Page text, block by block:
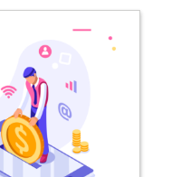
se
de receptie…